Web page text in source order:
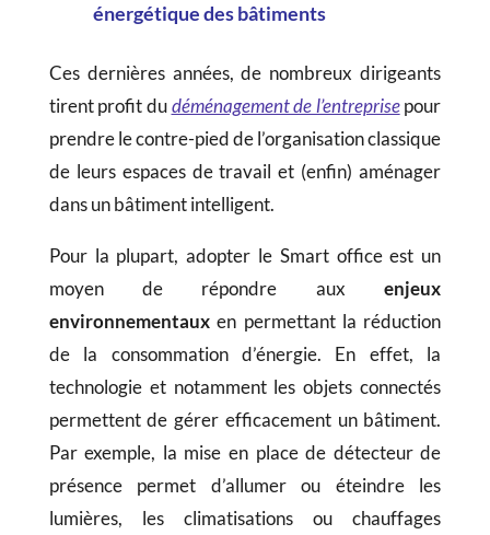
énergétique des bâtiments
Ces dernières années,de nombreux dirigeants
tirent profit dudéménagement de l’entreprisepour
prendre le contre-pied de l’organisation classique
de leurs espaces de travail et (enfin) aménager
dans un bâtiment intelligent.
Pour la plupart, adopter le Smart office est un
moyen de répondre auxenjeux
environnementauxen permettant la réduction
de la consommation d’énergie. En effet, la
technologie et notamment les objets connectés
permettent de gérer efficacement un bâtiment.
Par exemple, la mise en place de détecteur de
présence permet d’allumer ou éteindre les
lumières, les climatisations ou chauffages